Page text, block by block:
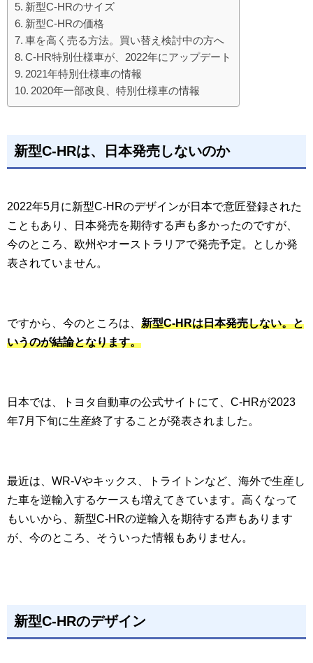
新型C-HRのサイズ
新型C-HRの価格
車を高く売る方法。買い替え検討中の方へ
C-HR特別仕様車が、2022年にアップデート
2021年特別仕様車の情報
2020年一部改良、特別仕様車の情報
新型C-HRは、日本発売しないのか
2022年5月に新型C-HRのデザインが日本で意匠登録された
こともあり、日本発売を期待する声も多かったのですが、
今のところ、欧州やオーストラリアで発売予定。としか発
表されていません。
ですから、今のところは、 新型C-HRは日本発売しない。と
いうのが結論となります。
日本では、トヨタ自動車の公式サイトにて、C-HRが2023
年7月下旬に生産終了することが発表されました。
最近は、WR-Vやキックス、トライトンなど、海外で生産し
た車を逆輸入するケースも増えてきています。高くなって
もいいから、新型C-HRの逆輸入を期待する声もあります
が、今のところ、そういった情報もありません。
新型C-HRのデザイン